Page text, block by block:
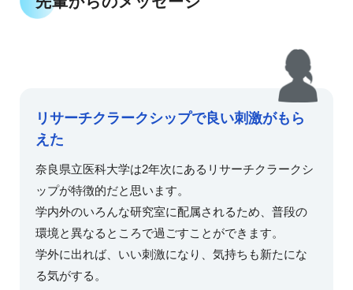
リサーチクラークシップで良い刺激がもら
えた
奈良県立医科大学は2年次にあるリサーチクラークシ
ップが特徴的だと思います。
学内外のいろんな研究室に配属されるため、普段の
環境と異なるところで過ごすことができます。
学外に出れば、いい刺激になり、気持ちも新たにな
る気がする。